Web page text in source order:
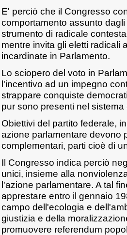
E' perciò che il Congresso
comportamento assunto
strumento di radicale
mentre invita gli eletti radicali
incardinate in Parlamento.
Lo sciopero del voto in
l'incentivo ad un impegno
strappare conquiste
pur sono presenti nel sistema
Obiettivi del partito federale,
azione parlamentare devono
complementari, parti cioè di
Il Congresso indica perciò
unici, insieme alla
l'azione parlamentare. A tal
apprestare entro il gennaio
campo dell'ecologia e
giustizia e della
promuovere referendum